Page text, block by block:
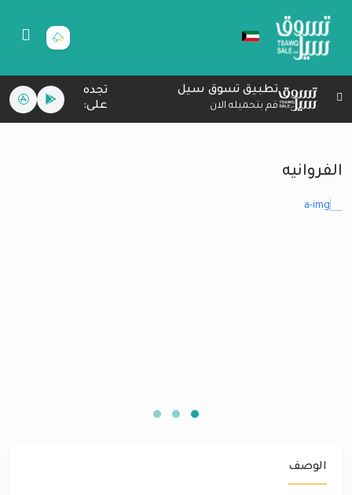
تطبيق تسوق سيل
قم بتحميله الان
تجده
على:
الفروانيه
الوصف